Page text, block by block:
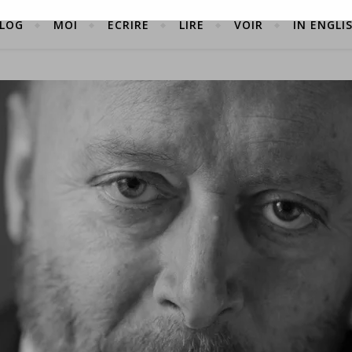
MOI ÉCRIRE LIRE VOIR IN